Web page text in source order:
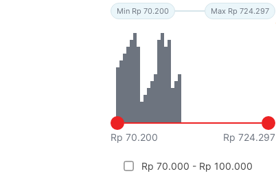
Min Rp 70.200 Max Rp 724.297
Rp 70.200 Rp 724.297
Rp 70.000 - Rp 100.000